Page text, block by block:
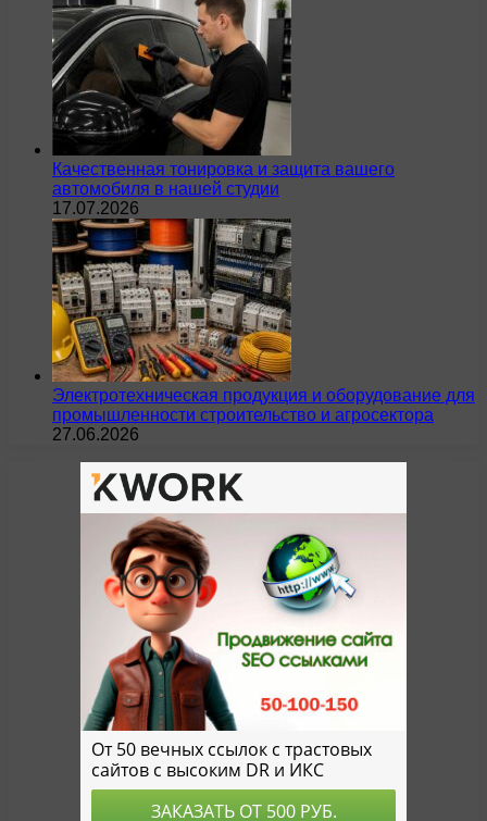
Качественная тонировка и защита вашего
автомобиля в нашей студии
17.07.2026
Электротехническая продукция и оборудование для
промышленности строительство и агросектора
27.06.2026